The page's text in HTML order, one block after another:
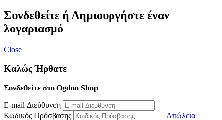
Συνδεθείτε ή Δημιουργήστε έναν
λογαριασμό
Close
Καλώς Ήρθατε
Συνδεθείτε στο Ogdoo Shop
E-mail Διεύθυνση
Κωδικός Πρόσβασης
Απώλεια